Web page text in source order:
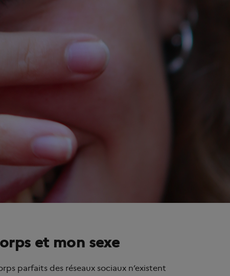
et mon sexe
parfaits des réseaux sociaux n’existent